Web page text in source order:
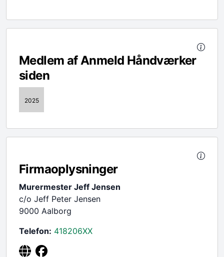
Medlem af Anmeld Håndværker
siden
2025
Firmaoplysninger
Murermester Jeff Jensen
c/o Jeff Peter Jensen
9000 Aalborg
Telefon: 418206XX